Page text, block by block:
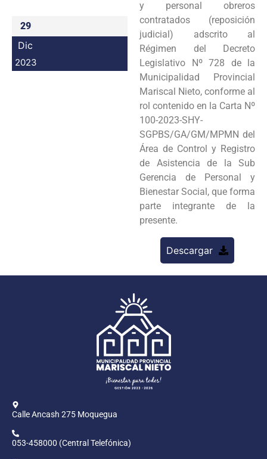
29
Dic
2023
y personal obreros
contratados (reposición
judicial) adscrito al
Régimen del Decreto
Legislativo Nº 728 de la
Municipalidad Provincial
Mariscal Nieto, conforme al
rol contenido en la Carta Nº
100-2023-SHY-
SGPBS/GA/GM/MPMN del
Área de Control y Registro
de Asistencia de la Sub
Gerencia de Personal y
Bienestar Social, que forma
parte integrante de la
presente.
Descargar
Calle Ancash 275 Moquegua
053-458000 (Central Telefónica)